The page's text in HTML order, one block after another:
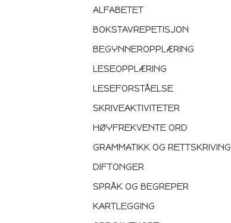
ALFABETET
BOKSTAVREPETISJON
BEGYNNEROPPLÆRING
LESEOPPLÆRING
LESEFORSTÅELSE
SKRIVEAKTIVITETER
HØYFREKVENTE ORD
GRAMMATIKK OG RETTSKRIVING
DIFTONGER
SPRÅK OG BEGREPER
KARTLEGGING